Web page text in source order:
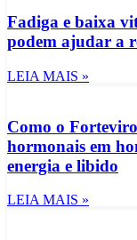
Fadiga e baixa
podem ajudar a
LEIA MAIS »
Como o
hormonais em
energia e libido
LEIA MAIS »